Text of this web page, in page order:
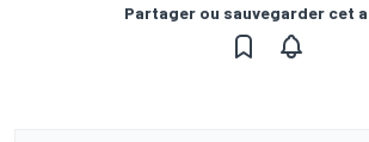
Partager ou sauvegarder cet